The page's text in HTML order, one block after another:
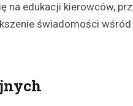
na edukacji kierowców,
świadomości